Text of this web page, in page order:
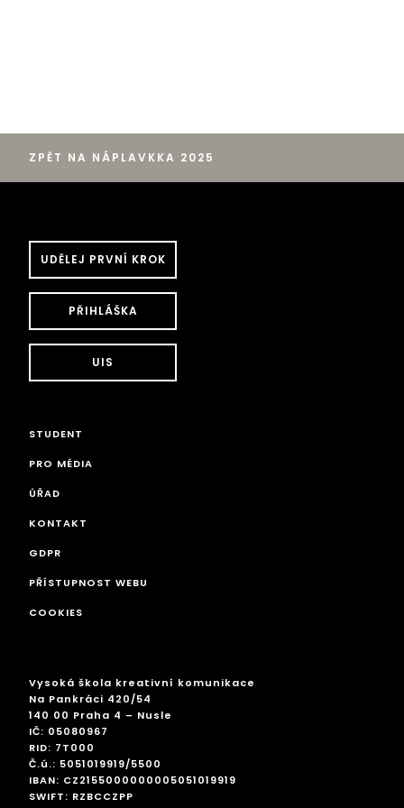
ZPĚT NA NÁPLAVKKA 2025
UDĚLEJ PRVNÍ KROK
PŘIHLÁŠKA
UIS
STUDENT
PRO MÉDIA
ÚŘAD
KONTAKT
GDPR
PŘÍSTUPNOST WEBU
COOKIES
Vysoká škola kreativní komunikace
Na Pankráci 420/54
140 00 Praha 4 – Nusle
IČ: 05080967
RID: 7T000
Č.ú.: 5051019919/5500
IBAN: CZ2155000000005051019919
SWIFT: RZBCCZPP